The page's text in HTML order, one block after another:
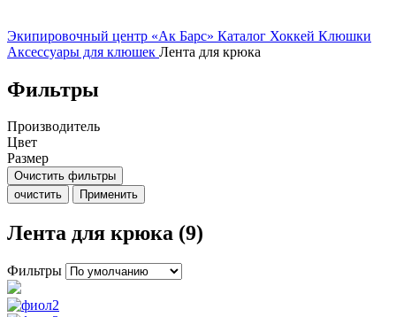
Экипировочный центр «Ак Барс» Каталог Хоккей Клюшки
Аксессуары для клюшек Лента для крюка
Фильтры
Производитель
Цвет
Размер
Очистить фильтры
очистить
Применить
Лента для крюка (9)
Фильтры